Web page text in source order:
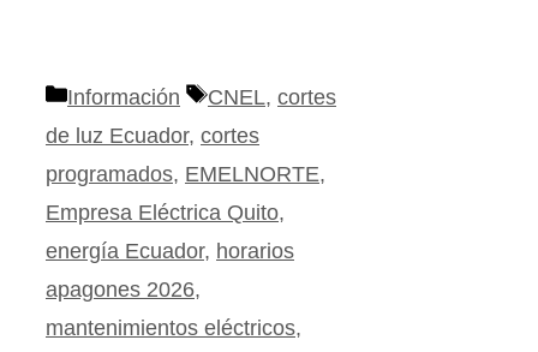
Categorías
Información Etiquetas
CNEL, cortes
de luz Ecuador, cortes
programados, EMELNORTE,
Empresa Eléctrica Quito,
energía Ecuador, horarios
apagones 2026,
mantenimientos eléctricos,